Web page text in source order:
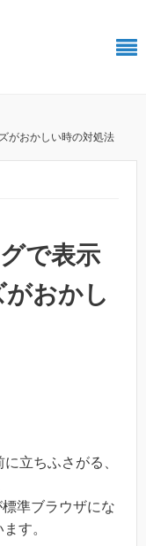
がおかしい時の対処法
で表示
おかし
立ちふさがる、
準ブラウザにな
す。